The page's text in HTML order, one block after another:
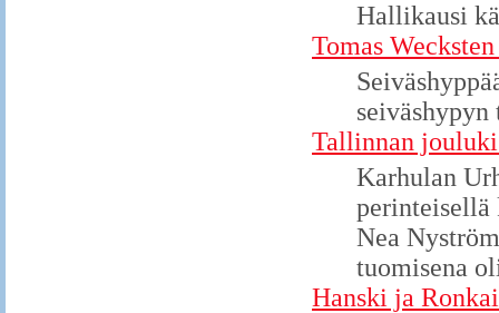
Hallikausi
Tomas
Tallinnan
Karhulan
Nea
tuomisena
Hanski ja